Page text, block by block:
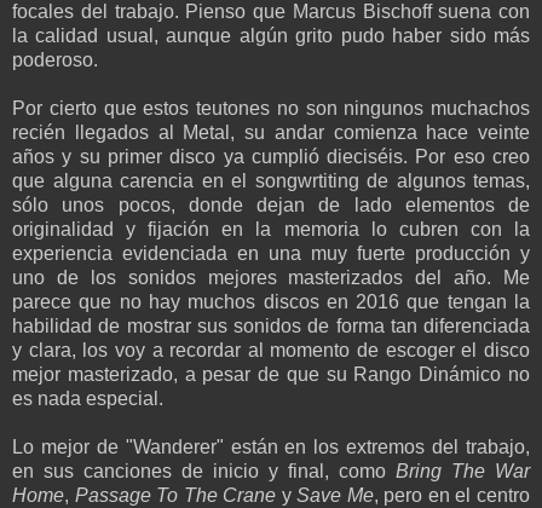
focales del trabajo. Pienso que Marcus Bischoff suena con
la calidad usual, aunque algún grito pudo haber sido más
poderoso.
Por cierto que estos teutones no son ningunos muchachos
recién llegados al Metal, su andar comienza hace veinte
años y su primer disco ya cumplió dieciséis. Por eso creo
que alguna carencia en el songwrtiting de algunos temas,
sólo unos pocos, donde dejan de lado elementos de
originalidad y fijación en la memoria lo cubren con la
experiencia evidenciada en una muy fuerte producción y
uno de los sonidos mejores masterizados del año. Me
parece que no hay muchos discos en 2016 que tengan la
habilidad de mostrar sus sonidos de forma tan diferenciada
y clara, los voy a recordar al momento de escoger el disco
mejor masterizado, a pesar de que su Rango Dinámico no
es nada especial.
Lo mejor de "Wanderer" están en los extremos del trabajo,
en sus canciones de inicio y final, como Bring The War
Home, Passage To The Crane ySave Me, pero en el centro